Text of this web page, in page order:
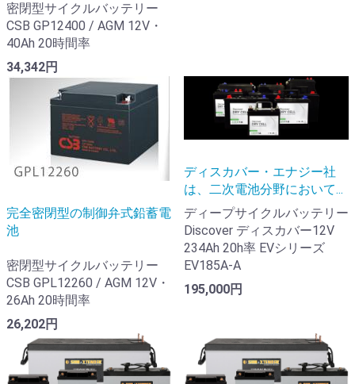
密閉型サイクルバッテリー
CSB GP12400 / AGM 12V・
40Ah 20時間率
34,342円
完全密閉型の制御弁式鉛蓄電
池
密閉型サイクルバッテリー
CSB GPL12260 / AGM 12V・
26Ah 20時間率
26,202円
ディスカバー・エナジー社
は、二次電池分野において...
ディープサイクルバッテリー
Discover ディスカバー12V
234Ah 20h率 EVシリーズ
EV185A-A
195,000円